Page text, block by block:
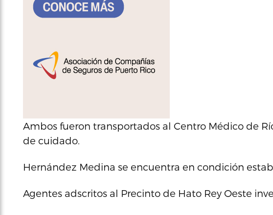
Ambos fueron transportados al Centro Médico de
de cuidado.
Hernández Medina se encuentra en condición
Agentes adscritos al Precinto de Hato Rey Oeste